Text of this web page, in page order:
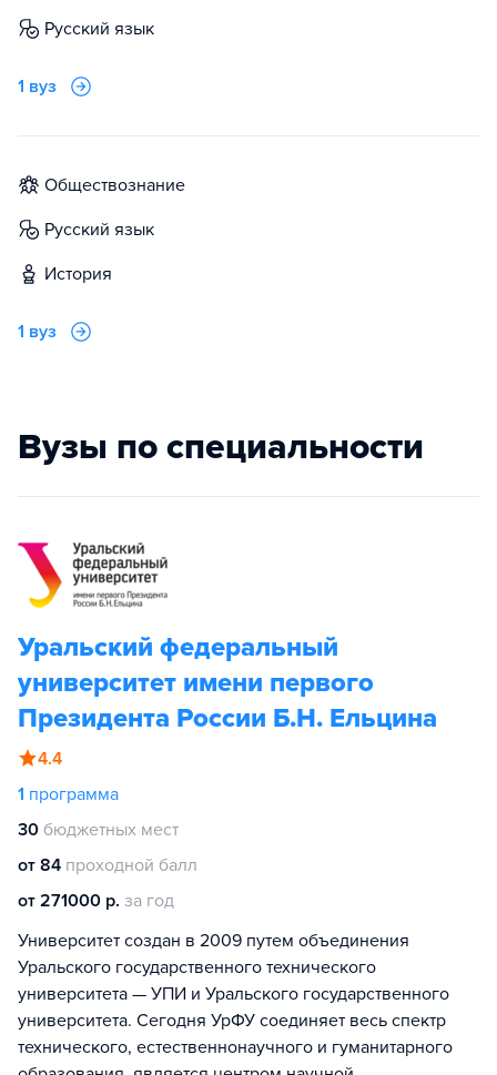
русский язык
1 вуз
обществознание
русский язык
история
1 вуз
Вузы по специальности
Уральский федеральный
университет имени первого
Президента России Б.Н. Ельцина
4.4
1 программа
30 бюджетных мест
от 84 проходной балл
от 271000 р. за год
Университет создан в 2009 путем объединения
Уральского государственного технического
университета — УПИ и Уральского государственного
университета. Сегодня УрФУ соединяет весь спектр
технического, естественнонаучного и гуманитарного